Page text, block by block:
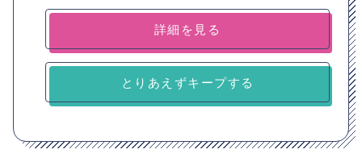
詳細を見る
とりあえずキープする